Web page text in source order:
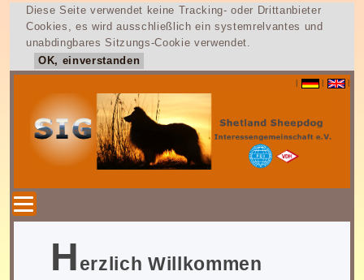
Diese Seite verwendet keine Tracking- oder Drittanbieter
Cookies, es wird ausschließlich ein systemrelvantes und
unabdingbares Sitzungs-Cookie verwendet.
OK, einverstanden
Herzlich Willkommen